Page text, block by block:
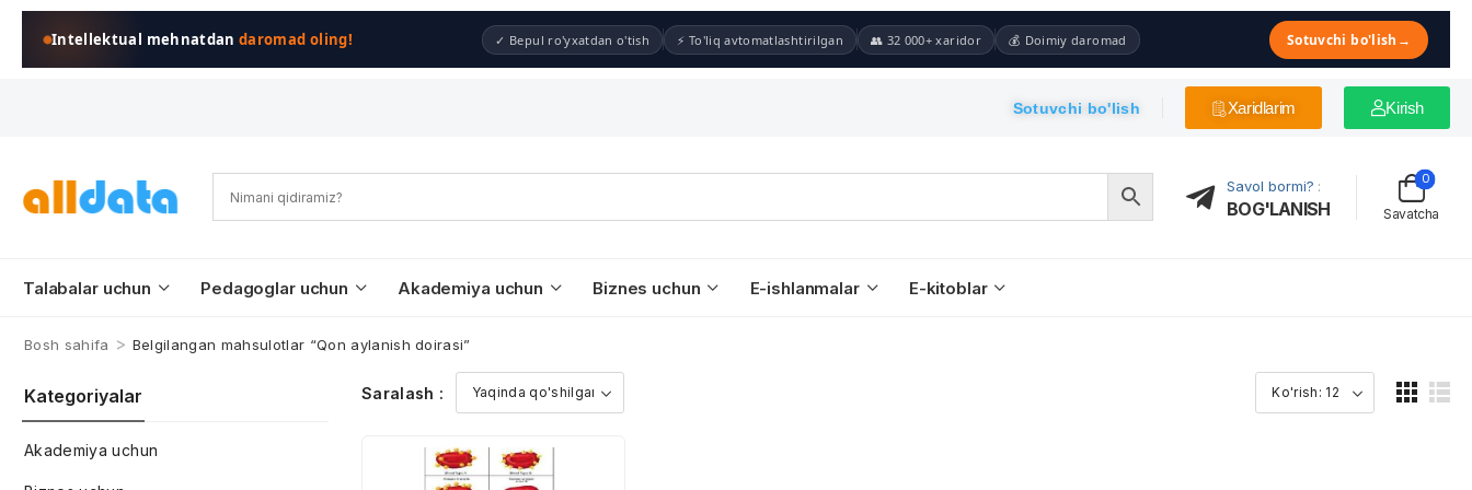
Intellektual mehnatdandaromad oling! ✓ Bepul ro'yxatdan o'tish ⚡ To'liq avtomatlashtirilgan 👥 32 000+ xaridor 💰 Doimiy daromad Sotuvchi bo'lish →
Sotuvchi bo'lish Xaridlarim Kirish
Savol bormi? :
BOG'LANISH Savatcha
0
Talabalar uchun Pedagoglar uchun Akademiya uchun Biznes uchun E-ishlanmalar E-kitoblar
Bosh sahifa > Belgilangan mahsulotlar “Qon aylanish doirasi”
Kategoriyalar
Akademiya uchun
Saralash :